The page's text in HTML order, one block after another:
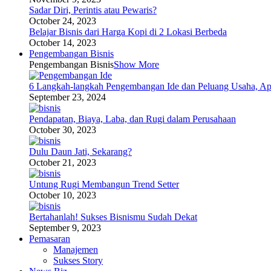
Sadar Diri, Perintis atau Pewaris?
October 24, 2023
Belajar Bisnis dari Harga Kopi di 2 Lokasi Berbeda
October 14, 2023
Pengembangan Bisnis
Pengembangan BisnisShow More
6 Langkah-langkah Pengembangan Ide dan Peluang Usaha,
September 23, 2024
Pendapatan, Biaya, Laba, dan Rugi dalam Perusahaan
October 30, 2023
Dulu Daun Jati, Sekarang?
October 21, 2023
Untung Rugi Membangun Trend Setter
October 10, 2023
Bertahanlah! Sukses Bisnismu Sudah Dekat
September 9, 2023
Pemasaran
Manajemen
Sukses Story